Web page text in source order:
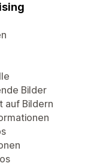
Bilder
auf Bildern